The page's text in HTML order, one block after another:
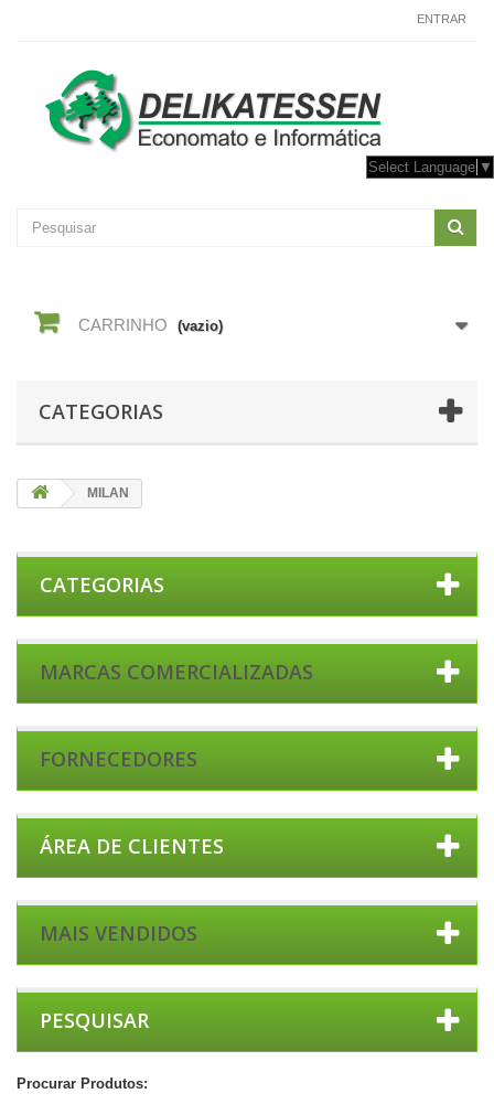
ENTRAR
Select Language ▼
CARRINHO (vazio)
CATEGORIAS
MILAN
CATEGORIAS
MARCAS COMERCIALIZADAS
FORNECEDORES
ÁREA DE CLIENTES
MAIS VENDIDOS
PESQUISAR
Procurar Produtos: